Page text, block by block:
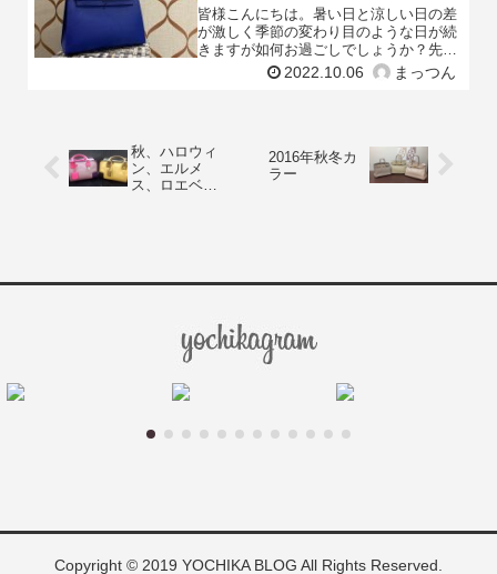
皆様こんにちは。暑い日と涼しい日の差
が激しく季節の変わり目のような日が続
きますが如何お過ごしでしょうか？先日
よちかにはカラーリングが美しいヴェル
ソタイプのケリーが入荷しました。ケリ
2022.10.06 まっつん
秋、ハロウィ
ン、エルメ
ス、ロエベ…
2016年秋冬カ
ラー
Copyright © 2019 YOCHIKA BLOG All Rights Reserved.